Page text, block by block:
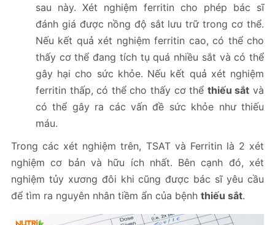
sau này. Xét nghiệm ferritin cho phép bác sĩ
đánh giá được nồng độ sắt lưu trữ trong cơ thể.
Nếu kết quả xét nghiệm ferritin cao, có thể cho
thấy cơ thể đang tích tụ quá nhiều sắt và có thể
gây hại cho sức khỏe. Nếu kết quả xét nghiệm
ferritin thấp, có thể cho thấy cơ thể thiếu sắt và
có thể gây ra các vấn đề sức khỏe như thiếu
máu.
Trong các xét nghiệm trên, TSAT và Ferritin là 2 xét
nghiệm cơ bản và hữu ích nhất. Bên cạnh đó, xét
nghiệm tủy xương đôi khi cũng được bác sĩ yêu cầu
để tìm ra nguyên nhân tiềm ẩn của bệnh thiếu sắt.